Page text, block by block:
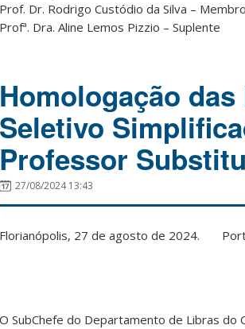
Prof. Dr. Rodrigo Custódio da Silva – Membro
Profª. Dra. Aline Lemos Pizzio – Suplente
Homologação
Seletivo
Professor
27/08/2024 13:43
Florianópolis, 27 de agosto de 2024.
O SubChefe do Departamento de Libras do